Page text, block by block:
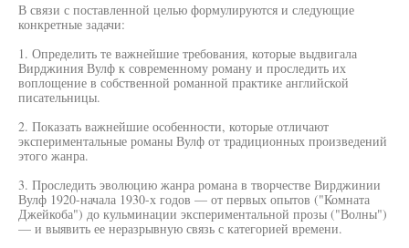
В связи с поставленной целью формулируются и следующие
конкретные задачи:
1. Определить те важнейшие требования, которые выдвигала
Вирджиния Вулф к современному роману и проследить их
воплощение в собственной романной практике английской
писательницы.
2. Показать важнейшие особенности, которые отличают
экспериментальные романы Вулф от традиционных произведений
этого жанра.
3. Проследить эволюцию жанра романа в творчестве Вирджинии
Вулф 1920-начала 1930-х годов — от первых опытов ("Комната
Джейкоба") до кульминации экспериментальной прозы ("Волны")
— и выявить ее неразрывную связь с категорией времени.